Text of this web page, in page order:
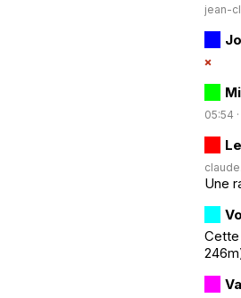
jean-
05:54 ·
Une
Cette